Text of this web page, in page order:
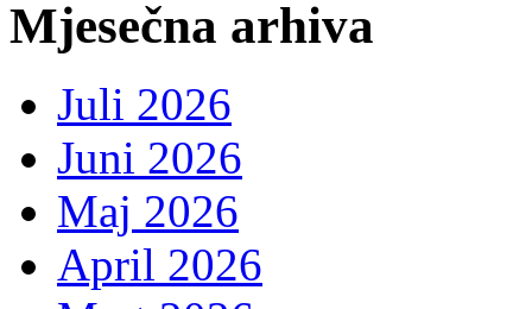
Mjesečna arhiva
Juli 2026
Juni 2026
Maj 2026
April 2026